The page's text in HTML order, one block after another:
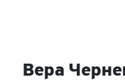
Вера